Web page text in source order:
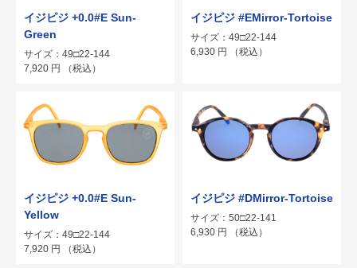
イジピジ +0.0#E Sun-
Green
サイズ：49□22-144
7,920 円 （税込）
イジピジ #EMirror-Tortoise
サイズ：49□22-144
6,930 円 （税込）
イジピジ +0.0#E Sun-
Yellow
サイズ：49□22-144
7,920 円 （税込）
イジピジ #DMirror-Tortoise
サイズ：50□22-141
6,930 円 （税込）